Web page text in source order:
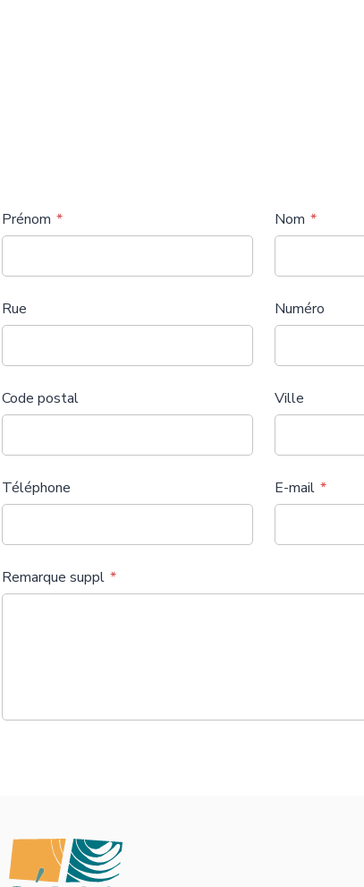
Prénom Nom
Rue Numéro
Code postal Ville
Téléphone E-mail
Remarque suppl